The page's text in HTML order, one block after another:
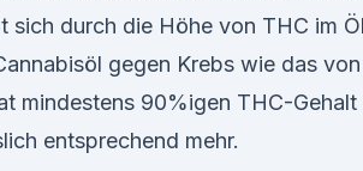
sich durch die Höhe von THC im
gegen Krebs wie das von
mindestens 90%igen THC-Gehalt
entsprechend mehr.